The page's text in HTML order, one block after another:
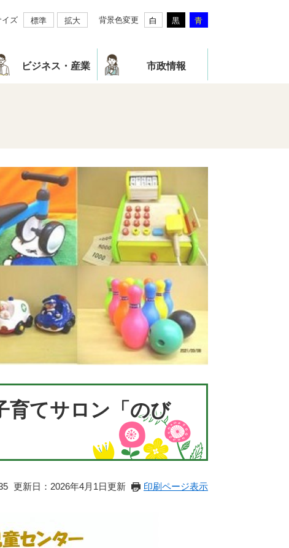
イズ 標準 拡大 背景色変更 白 黒 青
ビジネス・産業 市政情報
育てサロン「のび
更新日：2026年4月1日更新 印刷ページ表示